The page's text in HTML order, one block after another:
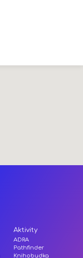
Aktivity
ADRA
Pathfinder
Knihobudka